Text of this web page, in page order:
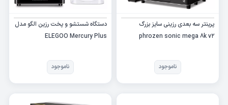
پرینتر سه بعدی رزینی سایز بزرگ
phrozen sonic mega 8k v2
ناموجود
دستگاه شستشو و پخت رزین الگو مدل
ELEGOO Mercury Plus
ناموجود